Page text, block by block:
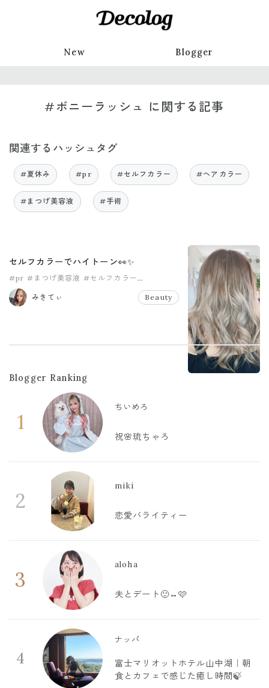
New Blogger
#ボニーラッシュ に関する記事
関連するハッシュタグ
#夏休み #pr #セルフカラー #ヘアカラー
#まつげ美容液 #手術
セルフカラーでハイトーン👀✨
#pr #まつげ美容液 #セルフカラー
#ヘアカラー
#夏休み
みきてぃ
Beauty
Blogger Ranking
1
ちいめろ
祝🌸琉ちゃろ
2
miki
恋愛バライティー
3
aloha
夫とデート🙂‍↔️🩷
4
ナッパ
富士マリオットホテル山中湖｜朝
食とカフェで感じた癒し時間🍃